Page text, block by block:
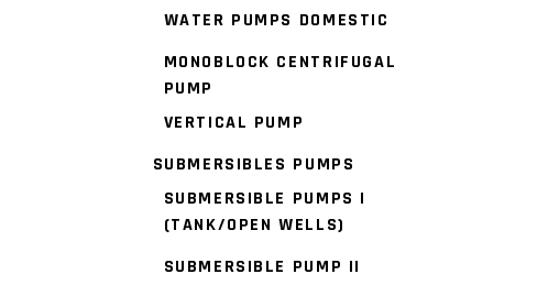
WATER PUMPS DOMESTIC
MONOBLOCK CENTRIFUGAL
PUMP
VERTICAL PUMP
SUBMERSIBLES PUMPS
SUBMERSIBLE PUMPS I
(TANK/OPEN WELLS)
SUBMERSIBLE PUMP II